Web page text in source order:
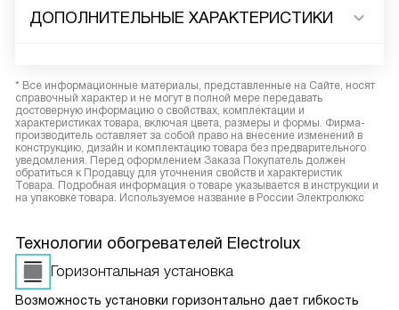
ДОПОЛНИТЕЛЬНЫЕ ХАРАКТЕРИСТИКИ
* Все информационные материалы, представленные на Сайте, носят
справочный характер и не могут в полной мере передавать
достоверную информацию о свойствах, комплектации и
характеристиках товара, включая цвета, размеры и формы. Фирма-
производитель оставляет за собой право на внесение изменений в
конструкцию, дизайн и комплектацию товара без предварительного
уведомления. Перед оформлением Заказа Покупатель должен
обратиться к Продавцу для уточнения свойств и характеристик
Товара. Подробная информация о товаре указывается в инструкции и
на упаковке товара. Используемое название в России Электролюкс
Технологии обогревателей Electrolux
Горизонтальная установка
Возможность установки горизонтально дает гибкость